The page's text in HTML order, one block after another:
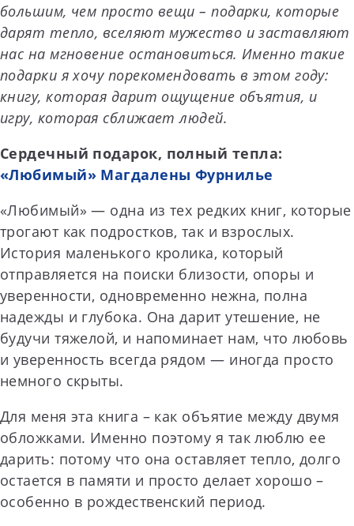
большим, чем просто вещи – подарки, которые
дарят тепло, вселяют мужество и заставляют
нас на мгновение остановиться. Именно такие
подарки я хочу порекомендовать в этом году:
книгу, которая дарит ощущение объятия, и
игру, которая сближает людей.
Сердечный подарок, полный тепла:
«Любимый» Магдалены Фурнилье
«Любимый» — одна из тех редких книг, которые
трогают как подростков, так и взрослых.
История маленького кролика, который
отправляется на поиски близости, опоры и
уверенности, одновременно нежна, полна
надежды и глубока. Она дарит утешение, не
будучи тяжелой, и напоминает нам, что любовь
и уверенность всегда рядом — иногда просто
немного скрыты.
Для меня эта книга – как объятие между двумя
обложками. Именно поэтому я так люблю ее
дарить: потому что она оставляет тепло, долго
остается в памяти и просто делает хорошо –
особенно в рождественский период.